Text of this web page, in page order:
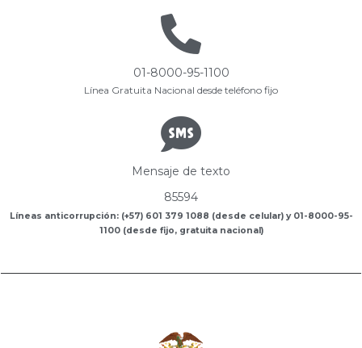
01-8000-95-1100
Línea Gratuita Nacional desde teléfono fijo
Mensaje de texto
85594
Líneas anticorrupción: (+57) 601 379 1088 (desde celular) y 01-8000-95-
1100 (desde fijo, gratuita nacional)